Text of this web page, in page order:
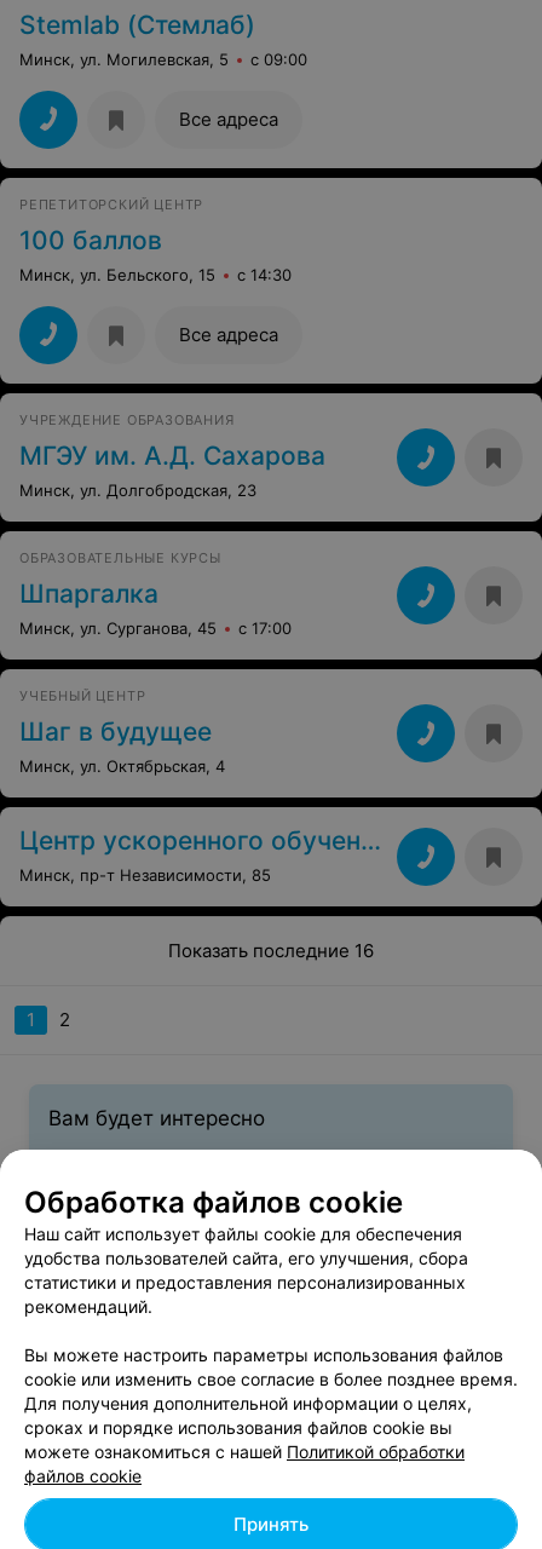
Stemlab (Стемлаб)
Минск, ул. Могилевская, 5 с 09:00
Все адреса
РЕПЕТИТОРСКИЙ ЦЕНТР
100 баллов
Минск, ул. Бельского, 15 с 14:30
Все адреса
УЧРЕЖДЕНИЕ ОБРАЗОВАНИЯ
МГЭУ им. А.Д. Сахарова
Минск, ул. Долгобродская, 23
ОБРАЗОВАТЕЛЬНЫЕ КУРСЫ
Шпаргалка
Минск, ул. Сурганова, 45 с 17:00
УЧЕБНЫЙ ЦЕНТР
Шаг в будущее
Минск, ул. Октябрьская, 4
Центр ускоренного обучения
Минск, пр-т Независимости, 85
Показать последние 16
1 2
Вам будет интересно
Подготовка к ЦТ по белорусскому языку в
Минске
Подготовка к ЦТ по русскому языку в Минске
Школы фотомоделей в Минске
Если вы успели забыть школьную программу, а впереди
сдача тестирования, то необходимо задуматься о
специальной подготовке. Каталог информационно-
развлекательного портала relax.by предлагает помочь найти
курсы подготовки к ЦТ по химии. Задав набор
Обработка файлов cookie
Наш сайт использует файлы cookie для обеспечения
удобства пользователей сайта, его улучшения, сбора
статистики и предоставления персонализированных
рекомендаций.
Вы можете настроить параметры использования файлов
cookie или изменить свое согласие в более позднее время.
Для получения дополнительной информации о целях,
сроках и порядке использования файлов cookie вы
можете ознакомиться с нашей Политикой обработки
файлов cookie
Принять